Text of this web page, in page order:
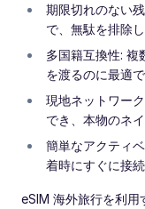
期限切れのない
で、無駄を排除し
多国籍互換性: 複
を渡るのに最適で
現地ネットワー
でき、本物のネ
簡単なアクティ
着時にすぐに接
eSIM 海外旅行を利用